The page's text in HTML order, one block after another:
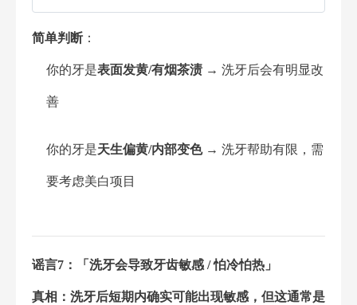
简单判断 ：
你的牙是表面发黄/有烟茶渍 → 洗牙后会有明显改
善
你的牙是天生偏黄/内部变色→ 洗牙帮助有限，需
要考虑美白项目
谣言7：「洗牙会导致牙齿敏感 / 怕冷怕热」
真相：洗牙后短期内确实可能出现敏感，但这通常是